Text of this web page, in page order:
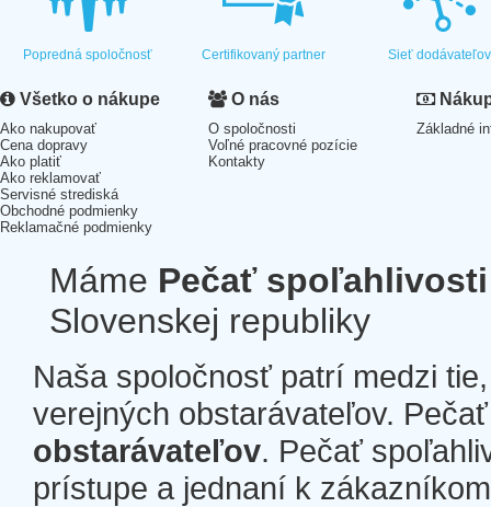
Popredná spoločnosť Certifikovaný partner Sieť dodávateľov
Všetko o nákupe
Ako nakupovať
Cena dopravy
Ako platiť
Ako reklamovať
Servisné strediská
Obchodné podmienky
Reklamačné podmienky
O nás
O spoločnosti
Voľné pracovné pozície
Kontakty
Základné
Máme Pečať spoľahlivosti
Slovenskej republiky
Naša spoločnosť patrí medzi
verejných obstarávateľov.
obstarávateľov. Pečať
prístupe a jednaní k